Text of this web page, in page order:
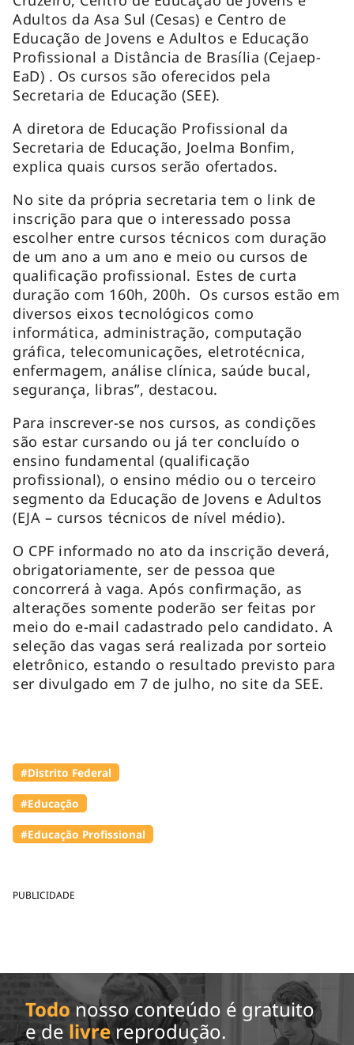
PUBLICIDADE
Adultos da Asa Sul (Cesas) e Centro de
Educação de Jovens e Adultos e Educação
Profissional a Distância de Brasília (Cejaep-
EaD) . Os cursos são oferecidos pela
Secretaria de Educação (SEE).
A diretora de Educação Profissional da
Secretaria de Educação, Joelma Bonfim,
explica quais cursos serão ofertados.
No site da própria secretaria tem o link de
inscrição para que o interessado possa
escolher entre cursos técnicos com duração
de um ano a um ano e meio ou cursos de
qualificação profissional. Estes de curta
duração com 160h, 200h. Os cursos estão em
diversos eixos tecnológicos como
informática, administração, computação
gráfica, telecomunicações, eletrotécnica,
enfermagem, análise clínica, saúde bucal,
segurança, libras”, destacou.
Para inscrever-se nos cursos, as condições
são estar cursando ou já ter concluído o
ensino fundamental (qualificação
profissional), o ensino médio ou o terceiro
segmento da Educação de Jovens e Adultos
(EJA – cursos técnicos de nível médio).
O CPF informado no ato da inscrição deverá,
obrigatoriamente, ser de pessoa que
concorrerá à vaga. Após confirmação, as
alterações somente poderão ser feitas por
meio do e-mail cadastrado pelo candidato. A
seleção das vagas será realizada por sorteio
eletrônico, estando o resultado previsto para
ser divulgado em 7 de julho, no site da SEE.
#Distrito Federal
#Educação
#Educação Profissional
Todo nosso conteúdo é gratuito
e de livrereprodução.